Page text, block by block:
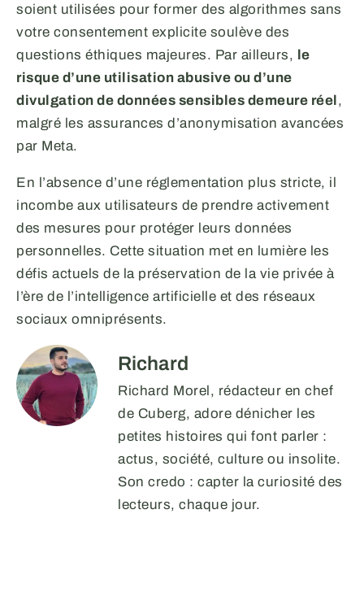
soient utilisées pour former des algorithmes sans
votre consentement explicite soulève des
questions éthiques majeures. Par ailleurs, le
risque d’une utilisation abusive ou d’une
divulgation de données sensibles demeure réel,
malgré les assurances d’anonymisation avancées
par Meta.
En l’absence d’une réglementation plus stricte, il
incombe aux utilisateurs de prendre activement
des mesures pour protéger leurs données
personnelles. Cette situation met en lumière les
défis actuels de la préservation de la vie privée à
l’ère de l’intelligence artificielle et des réseaux
sociaux omniprésents.
Richard
Richard Morel, rédacteur en chef
de Cuberg, adore dénicher les
petites histoires qui font parler :
actus, société, culture ou insolite.
Son credo : capter la curiosité des
lecteurs, chaque jour.